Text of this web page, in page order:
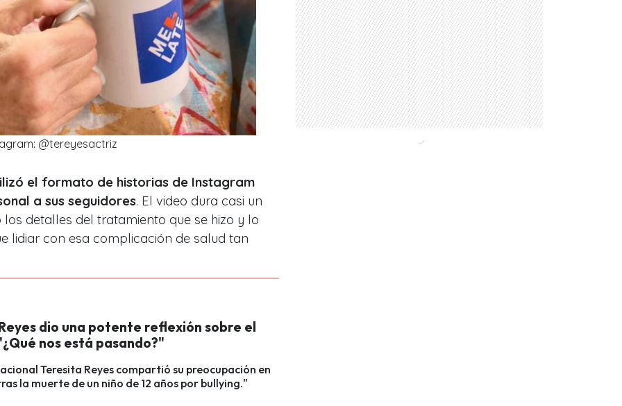
@tereyesactriz
el formato de historias de Instagram
a sus seguidores. El video dura casi un
detalles del tratamiento que se hizo y lo
lidiar con esa complicación de salud tan
dio una potente reflexión sobre el
nos está pasando?"
Teresita Reyes compartió su preocupación en
la muerte de un niño de 12 años por bullying."